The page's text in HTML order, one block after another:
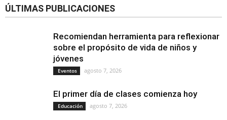
ÚLTIMAS PUBLICACIONES
Recomiendan herramienta para reflexionar
sobre el propósito de vida de niños y
jóvenes
Eventos agosto 7, 2026
El primer día de clases comienza hoy
Educación agosto 7, 2026